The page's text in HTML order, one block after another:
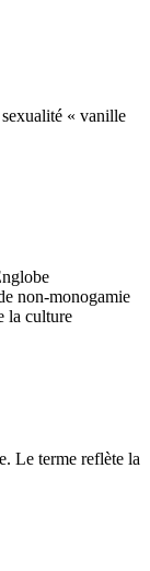
« vanille
non-monogamie
la culture
Le terme reflète la